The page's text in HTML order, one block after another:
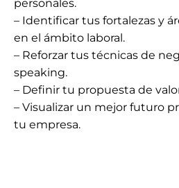
personales.
– Identificar tus fortalezas y
en el ámbito laboral.
– Reforzar tus técnicas de
speaking.
– Definir tu propuesta de
– Visualizar un mejor futuro
tu empresa.